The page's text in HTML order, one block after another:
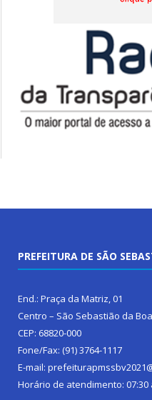
PREFEITURA DE SÃO
End.: Praça da Matriz, 01
Centro – São Sebastião da
CEP: 68820-000
Fone/Fax: (91) 3764-1117
E-mail:
Horário de atendimento: 07:30